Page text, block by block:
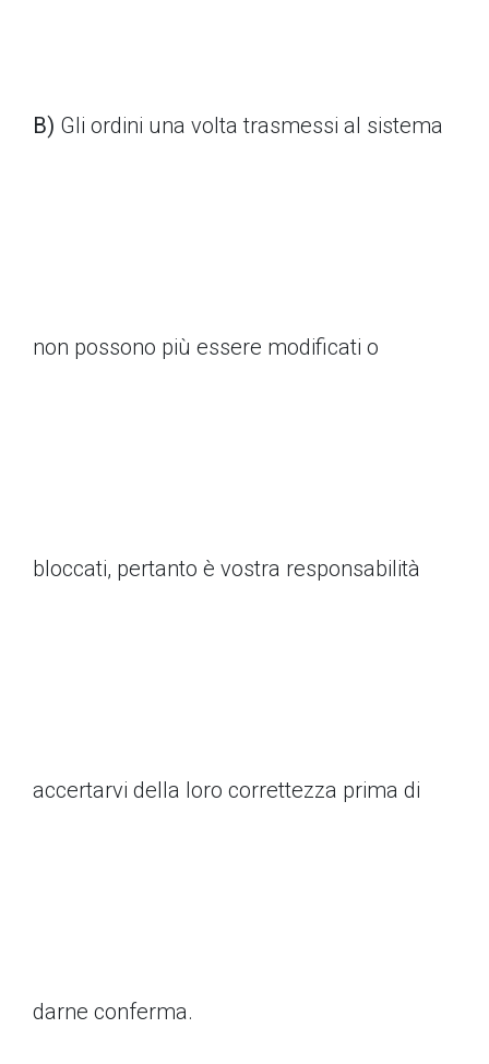
B) Gli ordini una volta trasmessi al sistema
non possono più essere modificati o
bloccati, pertanto è vostra responsabilità
accertarvi della loro correttezza prima di
darne conferma.